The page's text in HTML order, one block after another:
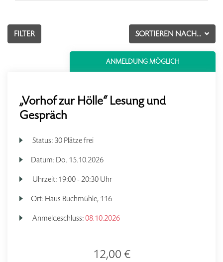
SORTIEREN NACH...
FILTER
ANMELDUNG MÖGLICH
„Vorhof zur Hölle“ Lesung und
Gespräch
Status: 30 Plätze frei
Datum: Do. 15.10.2026
Uhrzeit: 19:00 - 20:30 Uhr
Ort: Haus Buchmühle, 116
Anmeldeschluss:08.10.2026
12,00 €